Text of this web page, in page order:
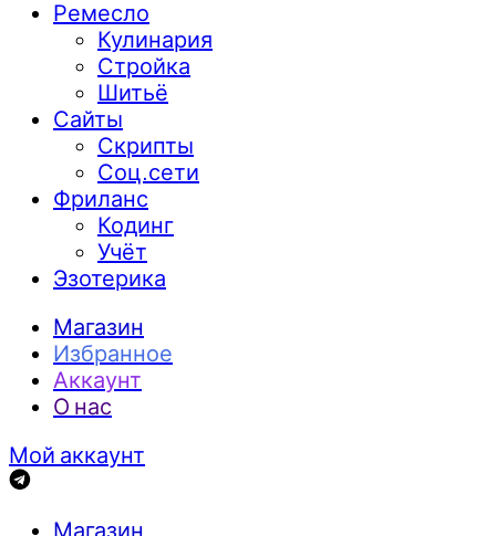
Ремесло
Кулинария
Стройка
Шитьё
Сайты
Скрипты
Соц.сети
Фриланс
Кодинг
Учёт
Эзотерика
Магазин
Избранное
Аккаунт
О нас
Мой аккаунт
Магазин